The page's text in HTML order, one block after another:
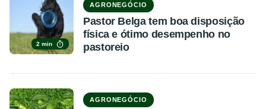
2 min
AGRONEGÓCIO
Pastor Belga tem boa disposição
física e ótimo desempenho no
pastoreio
AGRONEGÓCIO